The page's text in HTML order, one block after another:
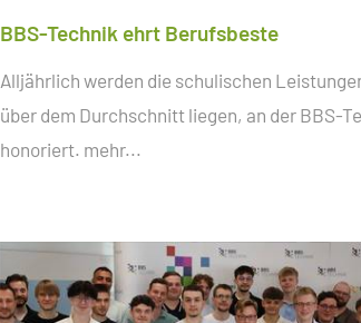
BBS-Technik ehrt Berufsbeste
Alljährlich werden die schulischen
über dem Durchschnitt liegen, an der BBS-
honoriert. mehr...